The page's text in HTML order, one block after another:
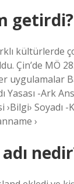
getirdi?
kültürlerde
Çin’de MÖ
uygulamalar
Yasası -Ark
Soyadı
›